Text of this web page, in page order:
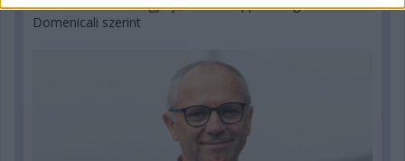
Az F1-es Német Nagydíj „mindenképpen megvalósul”
Domenicali szerint